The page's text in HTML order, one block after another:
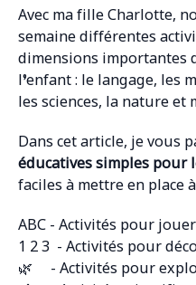
Avec ma fille Charlotte,
semaine différentes
dimensions importantes
l’enfant : le langage, les
les sciences, la nature et
Dans cet article, je vous
éducatives simples pour
faciles à mettre en place
ABC - Activités pour
1 2 3 - Activités pour
🌿 - Activités pour